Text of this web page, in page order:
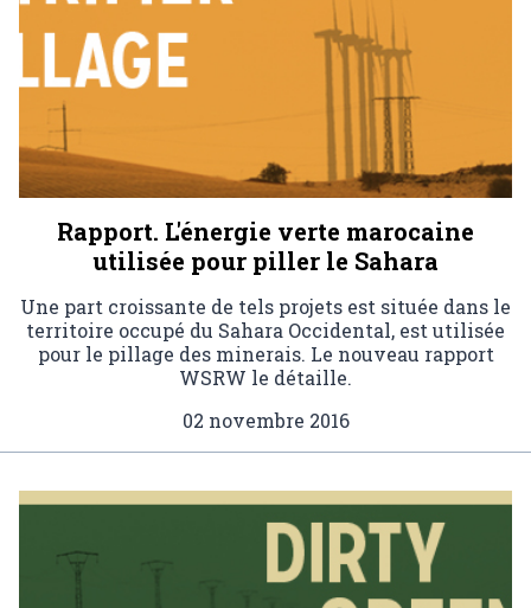
Rapport. L'énergie verte marocaine
utilisée pour piller le Sahara
Une part croissante de tels projets est située dans le
territoire occupé du Sahara Occidental, est utilisée
pour le pillage des minerais. Le nouveau rapport
WSRW le détaille.
02 novembre 2016